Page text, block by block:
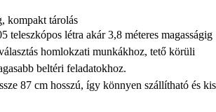
kompakt tárolás
teleszkópos létra akár 3,8 méteres magasságig
homlokzati munkákhoz, tető körüli
beltéri feladatokhoz.
87 cm hosszú, így könnyen szállítható és kis